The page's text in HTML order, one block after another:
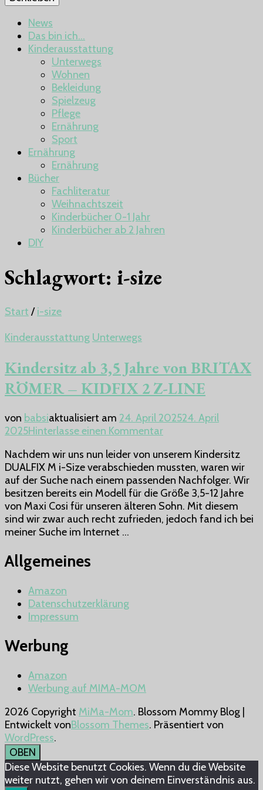
News
Das bin ich…
Kinderausstattung
Unterwegs
Wohnen
Bekleidung
Spielzeug
Pflege
Ernährung
Sport
Ernährung
Ernährung
Bücher
Fachliteratur
Weihnachtszeit
Kinderbücher 0-1 Jahr
Kinderbücher ab 2 Jahren
DIY
Schlagwort: i-size
Start / i-size
Kinderausstattung Unterwegs
Kindersitz ab 3,5 Jahre von BRITAX
RÖMER – KIDFIX 2 Z-LINE
von babsiaktualisiert am 24. April 202524. April
2025Hinterlasse einen Kommentarzu
ab
3,5
Jahre
von
BRITAX
RÖMER
Nachdem wir uns nun leider von unserem Kindersitz
DUALFIX M i-Size verabschieden mussten, waren wir
auf der Suche nach einem passenden Nachfolger. Wir
besitzen bereits ein Modell für die Größe 3,5-12 Jahre
von Maxi Cosi für unseren älteren Sohn. Mit diesem
sind wir zwar auch recht zufrieden, jedoch fand ich bei
meiner Suche im Internet …
Allgemeines
Amazon
Datenschutzerklärung
Impressum
Werbung
Amazon
Werbung auf MIMA-MOM
2026 Copyright MiMa-Mom. Blossom Mommy Blog |
Entwickelt vonBlossom Themes. Präsentiert von
WordPress.
OBEN
Diese Website benutzt Cookies. Wenn du die Website
weiter nutzt, gehen wir von deinem Einverständnis aus.